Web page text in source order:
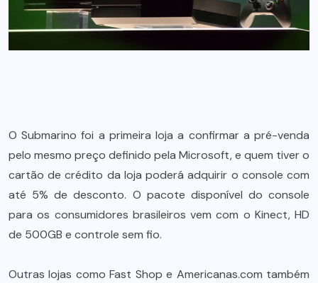
O Submarino foi a primeira loja a confirmar a pré-venda
pelo mesmo preço definido pela Microsoft, e quem tiver o
cartão de crédito da loja poderá adquirir o console com
até 5% de desconto. O pacote disponível do console
para os consumidores brasileiros vem com o Kinect, HD
de 500GB e controle sem fio.
Outras lojas como Fast Shop e Americanas.com também